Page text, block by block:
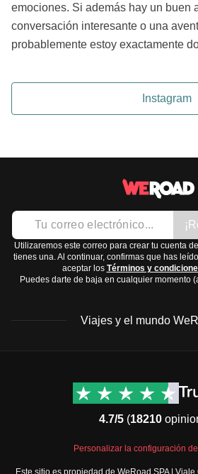
emociones. Si además hay un buen
conversación interesante o una
probablemente estoy exactamente
Instagram
Utilizaremos este correo para crear tu cuenta
tienes una. Al continuar, confirmas que has
aceptar los Términos y
Puedes darte de baja en cualquier momento
Viajes y el mundo
América del Norte
Oriente Medio
4.7/5 (18210
Personalizar la configuración
Este sitio es propiedad de WeRoad SPA |